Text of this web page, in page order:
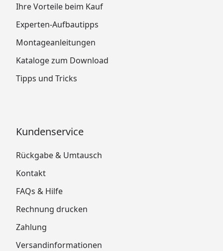
Ihre Vorteile beim Kauf
Experten-Aufbautipps
Montageanleitungen
Kataloge zum Download
Tipps und Tricks
Kundenservice
Rückgabe & Umtausch
Kontakt
FAQs & Hilfe
Rechnung drucken
Zahlung
Versandinformationen